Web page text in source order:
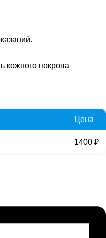
кожного покрова
Цена
1400 ₽